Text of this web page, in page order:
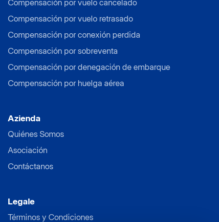
Compensación por vuelo cancelado
Compensación por vuelo retrasado
Compensación por conexión perdida
Compensación por sobreventa
Compensación por denegación de embarque
Compensación por huelga aérea
Azienda
Quiénes Somos
Asociación
Contáctanos
Legale
Términos y Condiciones